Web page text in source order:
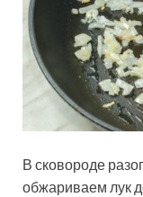
В сковороде
обжариваем лук